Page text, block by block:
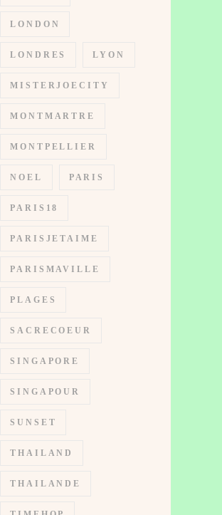
LONDON
LONDRES LYON
MISTERJOECITY
MONTMARTRE
MONTPELLIER
NOEL PARIS
PARIS18
PARISJETAIME
PARISMAVILLE
PLAGES
SACRECOEUR
SINGAPORE
SINGAPOUR
SUNSET
THAILAND
THAILANDE